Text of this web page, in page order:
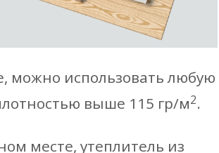
можно использовать любую
выше 115 гр/м2.
месте, утеплитель из